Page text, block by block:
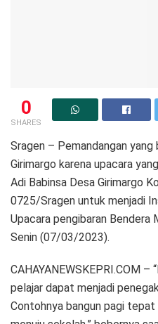
0
SHARES
Sragen – Pemandangan
Girimargo karena upacara
Adi Babinsa Desa Girimargo
0725/Sragen untuk menjadi
Upacara pengibaran Bendera
Senin (07/03/2023).
CAHAYANEWSKEPRI.COM –
pelajar dapat menjadi
Contohnya bangun pagi